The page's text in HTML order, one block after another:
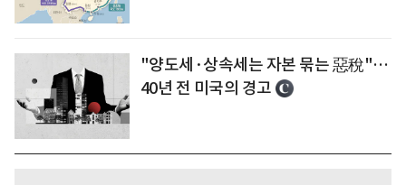
"양도세·상속세는 자본 묶는 惡稅"…
40년 전 미국의 경고